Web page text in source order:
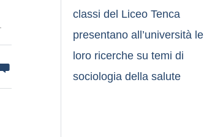
classi del Liceo Tenca
presentano all’università le
loro ricerche su temi di
sociologia della salute